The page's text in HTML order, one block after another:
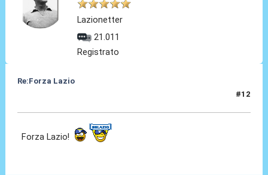
Lazionetter
21.011
Registrato
Re:Forza Lazio
#12
Forza Lazio!